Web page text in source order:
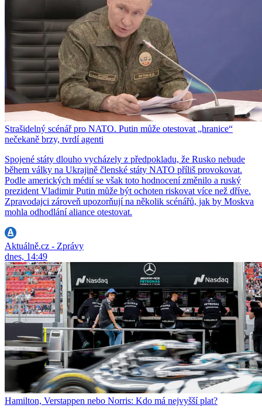
Strašidelný scénář pro NATO. Putin může otestovat „hranice“
nečekaně brzy, tvrdí agenti
Spojené státy dlouho vycházely z předpokladu, že Rusko nebude
během války na Ukrajině členské státy NATO příliš provokovat.
Podle amerických médií se však toto hodnocení změnilo a ruský
prezident Vladimir Putin může být ochoten riskovat více než dříve.
Zpravodajci zároveň upozorňují na několik scénářů, jak by Moskva
mohla odhodlání aliance otestovat.
Aktuálně.cz - Zprávy
dnes, 14:49
Hamilton, Verstappen nebo Norris: Kdo má nejvyšší plat?